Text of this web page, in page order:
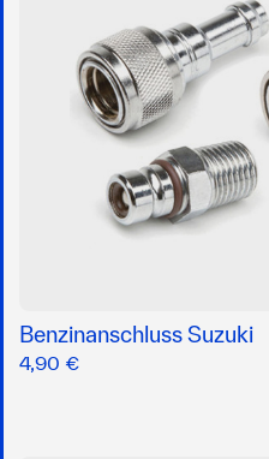
Benzinanschluss Suzuki
4,90 €